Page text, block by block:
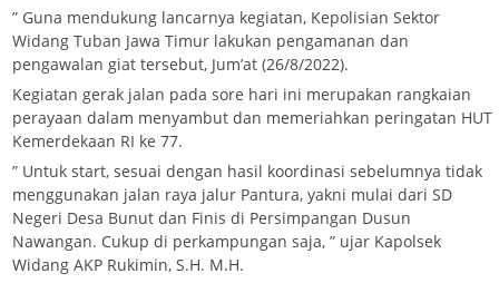
” Guna mendukung lancarnya kegiatan, Kepolisian Sektor
Widang Tuban Jawa Timur lakukan pengamanan dan
pengawalan giat tersebut, Jum’at (26/8/2022).
Kegiatan gerak jalan pada sore hari ini merupakan rangkaian
perayaan dalam menyambut dan memeriahkan peringatan HUT
Kemerdekaan RI ke 77.
” Untuk start, sesuai dengan hasil koordinasi sebelumnya tidak
menggunakan jalan raya jalur Pantura, yakni mulai dari SD
Negeri Desa Bunut dan Finis di Persimpangan Dusun
Nawangan. Cukup di perkampungan saja, ” ujar Kapolsek
Widang AKP Rukimin, S.H. M.H.